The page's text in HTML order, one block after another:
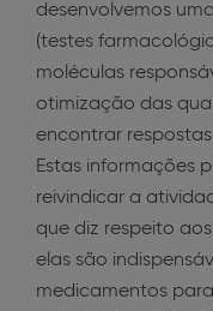
desenvolvemos
(testes
moléculas
otimização das
encontrar
Estas informações
reivindicar a
que diz respeito
elas são
medicamentos